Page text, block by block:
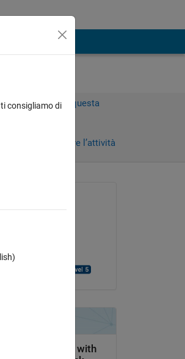
rispondere a questa
Accedi per seguire l’attività
consigliamo di